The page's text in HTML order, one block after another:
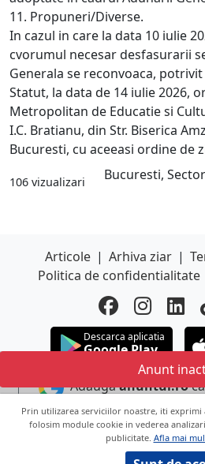
11. Propuneri/Diverse.
In cazul in care la data 10 iulie
cvorumul necesar desfasurarii
Generala se reconvoaca,
Statut, la data de 14 iulie 2026,
Metropolitan de Educatie si
I.C. Bratianu, din Str. Biserica
Bucuresti, cu aceeasi ordine de
106 vizualizari
Bucuresti,
Anunt
Prin utilizarea serviciilor noastre, iti
folosim module cookie in vederea
publicitate. Afla mai
Articole | Arhiva ziar |
Politica de confidentialitate
Descarca aplicatia
Google Play
Adaugaanuntul.ro
Google
Copyright © 2026
Toate drepturile